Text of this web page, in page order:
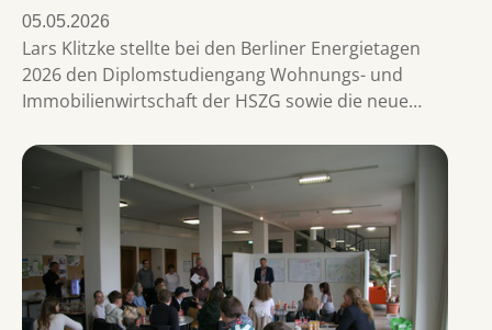
05.05.2026
Lars Klitzke stellte bei den Berliner Energietagen
2026 den Diplomstudiengang Wohnungs- und
Immobilienwirtschaft der HSZG sowie die neue…